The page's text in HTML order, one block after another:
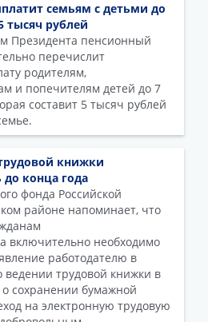
семьям с детьми до
тысяч рублей
Президента пенсионный
перечислит
родителям,
и попечителям детей до 7
составит 5 тысяч рублей
книжки
конца года
фонда Российской
районе напоминает, что
включительно необходимо
работодателю в
трудовой книжки в
сохранении бумажной
на электронную трудовую